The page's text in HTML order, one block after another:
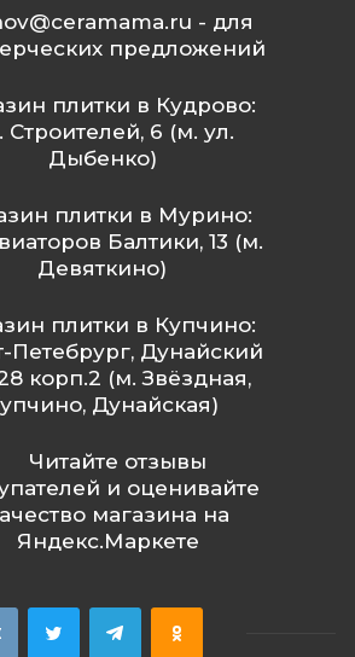
- для
предложений
плитки в Кудрово:
Строителей, 6 (м. ул.
Дыбенко)
плитки в Мурино:
Балтики, 13 (м.
Девяткино)
плитки в Купчино:
Петебрург, Дунайский
корп.2 (м. Звёздная,
Дунайская)